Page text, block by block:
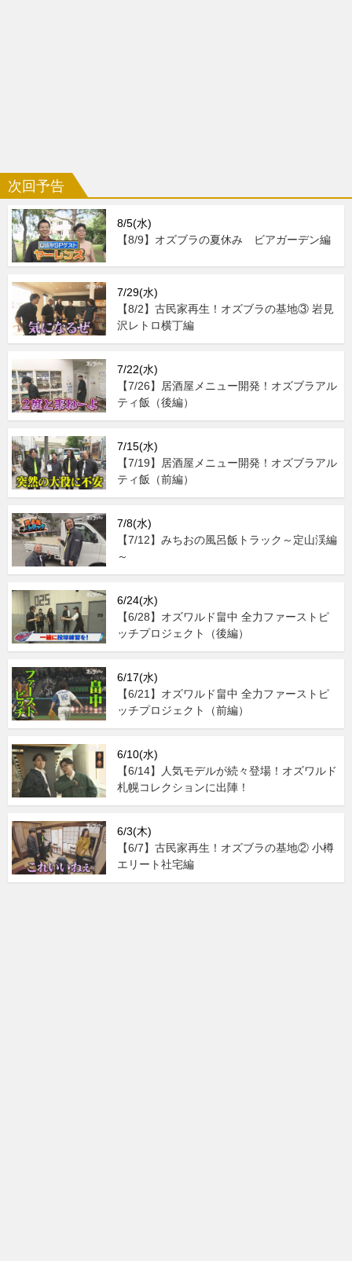
次回予告
8/5(水)
【8/9】オズブラの夏休み ビアガーデン編
7/29(水)
【8/2】古民家再生！オズブラの基地③ 岩見
沢レトロ横丁編
7/22(水)
【7/26】居酒屋メニュー開発！オズブラアル
ティ飯（後編）
7/15(水)
【7/19】居酒屋メニュー開発！オズブラアル
ティ飯（前編）
7/8(水)
【7/12】みちおの風呂飯トラック～定山渓編
～
6/24(水)
【6/28】オズワルド畠中 全力ファーストピ
ッチプロジェクト（後編）
6/17(水)
【6/21】オズワルド畠中 全力ファーストピ
ッチプロジェクト（前編）
6/10(水)
【6/14】人気モデルが続々登場！オズワルド
札幌コレクションに出陣！
6/3(木)
【6/7】古民家再生！オズブラの基地② 小樽
エリート社宅編